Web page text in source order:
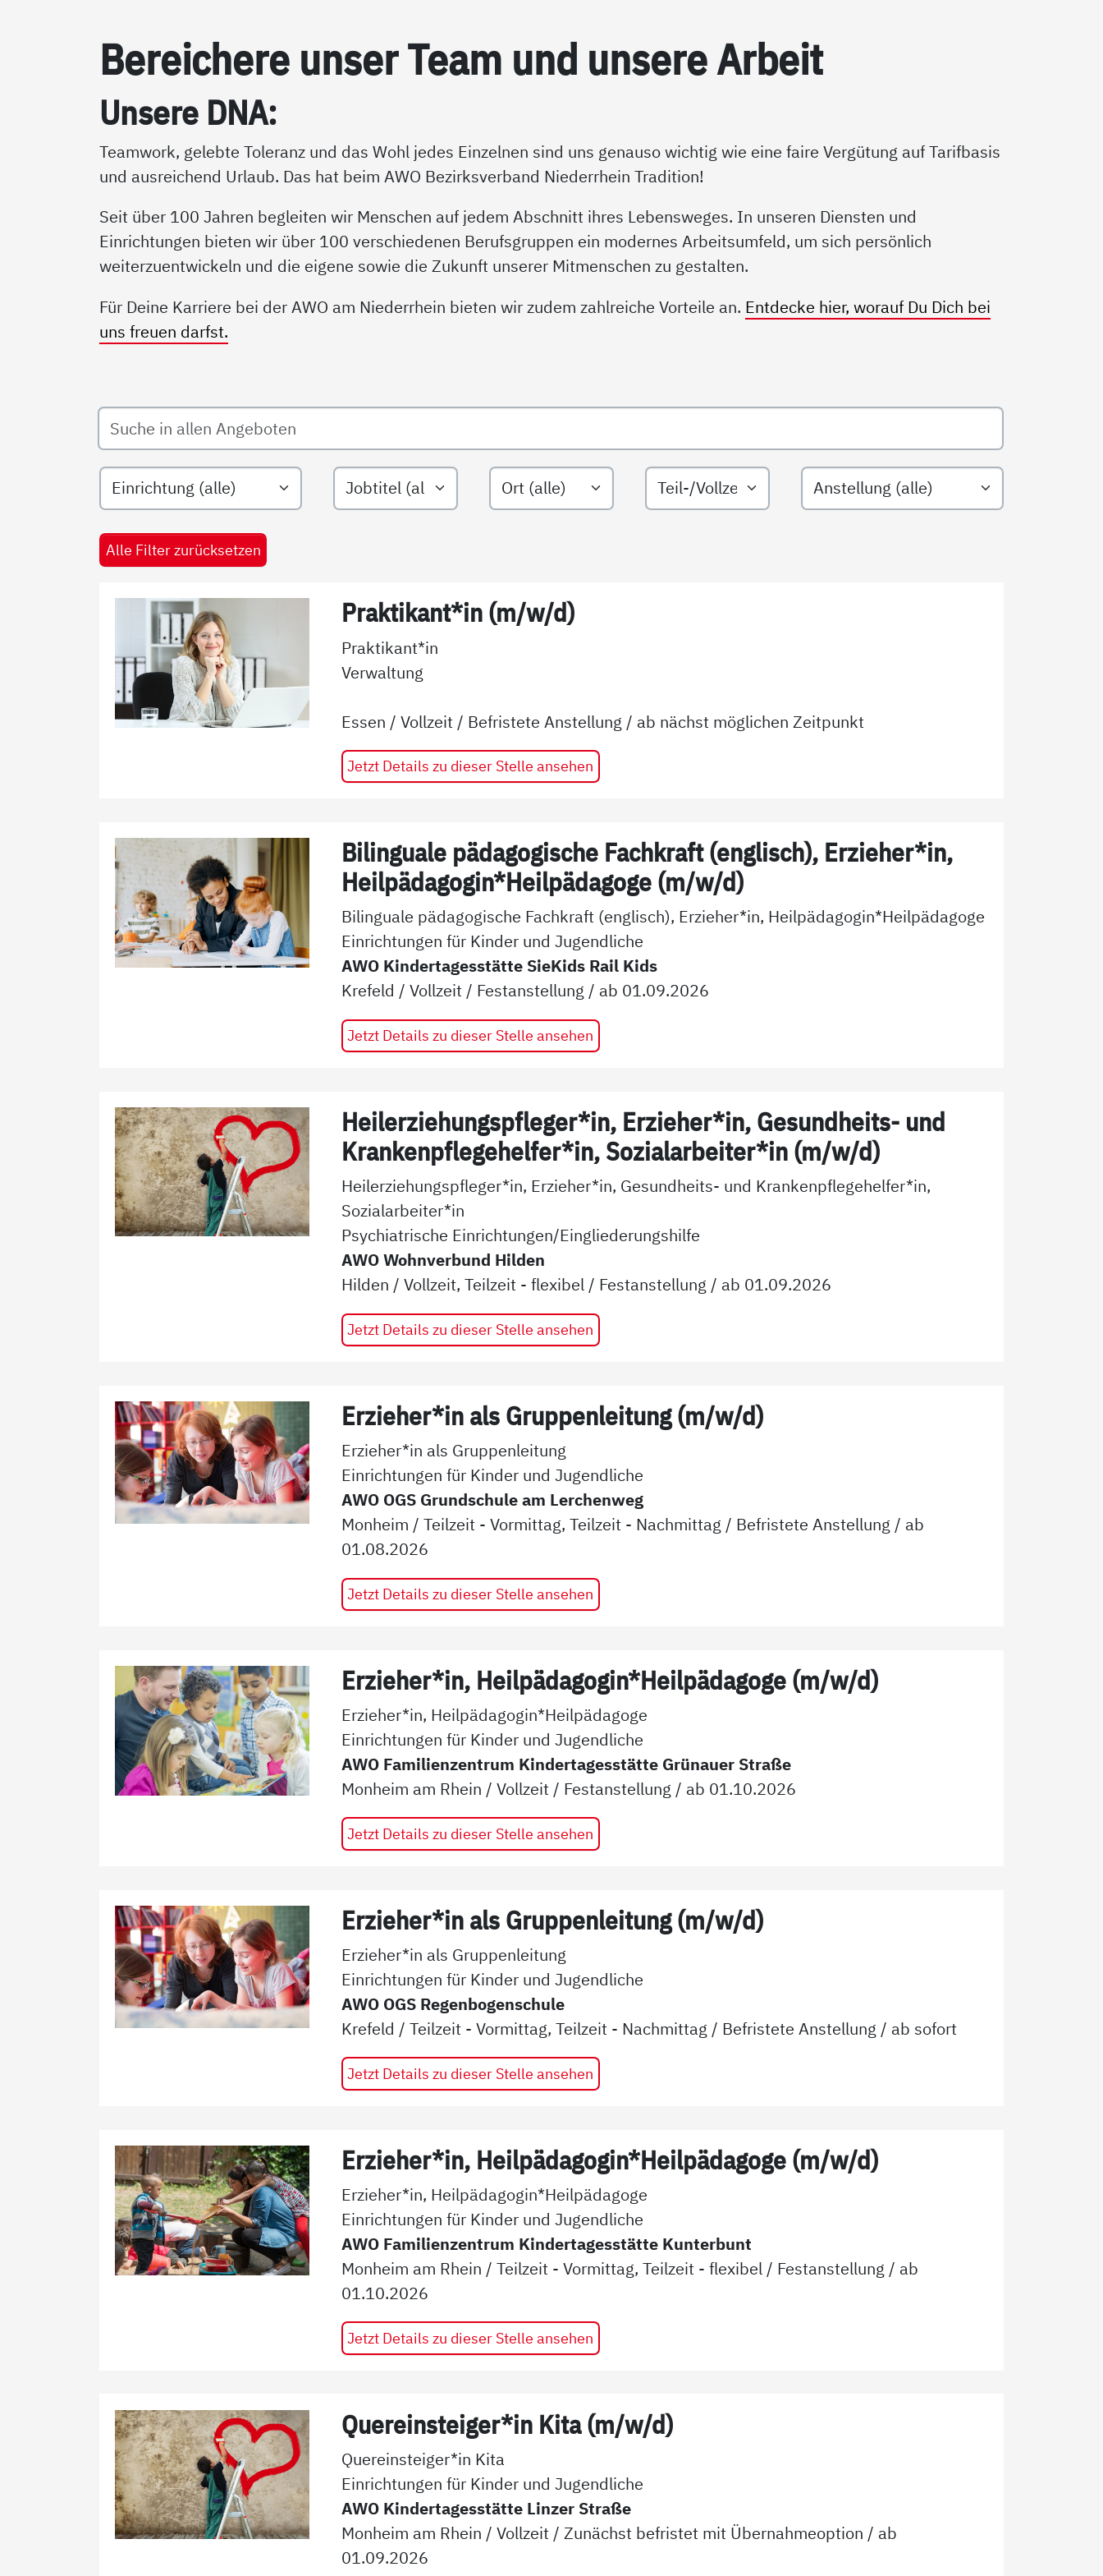
Be­rei­che­re un­ser Team und un­se­re Ar­beit
Un­se­re DNA:
Teamwork, gelebte Toleranz und das Wohl jedes Einzelnen sind uns genauso wichtig wie eine faire Vergütung auf Tarifbasis
und ausreichend Urlaub. Das hat beim AWO Bezirksverband Niederrhein Tradition!
Seit über 100 Jahren begleiten wir Menschen auf jedem Abschnitt ihres Lebensweges. In unseren Diensten und
Einrichtungen bieten wir über 100 verschiedenen Berufsgruppen ein modernes Arbeitsumfeld, um sich persönlich
weiterzuentwickeln und die eigene sowie die Zukunft unserer Mitmenschen zu gestalten.
Für Deine Karriere bei der AWO am Niederrhein bieten wir zudem zahlreiche Vorteile an. Entdecke hier, worauf Du Dich bei
uns freuen darfst.
Suche in allen Angeboten
Filtern nach Einrichtungsarten Filtern nach Jobtitel Filtern nach Ort Filtern nach Teil-/VollzeitFiltern nach Anstellungsart
Alle Filter zurücksetzen
Praktikant*in (m/w/d)
Praktikant*in
Verwaltung
Essen / Vollzeit/ Befristete Anstellung / ab nächst möglichen Zeitpunkt
Jetzt Details zu dieser Stelle ansehen
Bilinguale pädagogische Fachkraft (englisch), Erzieher*in,
Heilpädagogin*Heilpädagoge (m/w/d)
Bilinguale pädagogische Fachkraft (englisch), Erzieher*in, Heilpädagogin*Heilpädagoge
Einrichtungen für Kinder und Jugendliche
AWO Kindertagesstätte SieKids Rail Kids
Krefeld / Vollzeit/ Festanstellung/ ab 01.09.2026
Jetzt Details zu dieser Stelle ansehen
Heilerziehungspfleger*in, Erzieher*in, Gesundheits- und
Krankenpflegehelfer*in, Sozialarbeiter*in (m/w/d)
Heilerziehungspfleger*in, Erzieher*in, Gesundheits- und Krankenpflegehelfer*in,
Sozialarbeiter*in
Psychiatrische Einrichtungen/Eingliederungshilfe
AWO Wohnverbund Hilden
Hilden / Vollzeit, Teilzeit - flexibel/ Festanstellung/ ab 01.09.2026
Jetzt Details zu dieser Stelle ansehen
Erzieher*in als Gruppenleitung (m/w/d)
Erzieher*in als Gruppenleitung
Einrichtungen für Kinder und Jugendliche
AWO OGS Grundschule am Lerchenweg
Monheim / Teilzeit - Vormittag, Teilzeit - Nachmittag / Befristete Anstellung / ab
01.08.2026
Jetzt Details zu dieser Stelle ansehen
Erzieher*in, Heilpädagogin*Heilpädagoge (m/w/d)
Erzieher*in, Heilpädagogin*Heilpädagoge
Einrichtungen für Kinder und Jugendliche
AWO Familienzentrum Kindertagesstätte Grünauer Straße
Monheim am Rhein / Vollzeit/ Festanstellung / ab 01.10.2026
Jetzt Details zu dieser Stelle ansehen
Erzieher*in als Gruppenleitung (m/w/d)
Erzieher*in als Gruppenleitung
Einrichtungen für Kinder und Jugendliche
AWO OGS Regenbogenschule
Krefeld / Teilzeit - Vormittag, Teilzeit - Nachmittag / Befristete Anstellung / ab sofort
Jetzt Details zu dieser Stelle ansehen
Erzieher*in, Heilpädagogin*Heilpädagoge (m/w/d)
Erzieher*in, Heilpädagogin*Heilpädagoge
Einrichtungen für Kinder und Jugendliche
AWO Familienzentrum Kindertagesstätte Kunterbunt
Monheim am Rhein / Teilzeit - Vormittag, Teilzeit - flexibel/ Festanstellung / ab
01.10.2026
Jetzt Details zu dieser Stelle ansehen
Quereinsteiger*in Kita (m/w/d)
Quereinsteiger*in Kita
Einrichtungen für Kinder und Jugendliche
AWO Kindertagesstätte Linzer Straße
Monheim am Rhein / Vollzeit/ Zunächst befristet mit Übernahmeoption / ab
01.09.2026